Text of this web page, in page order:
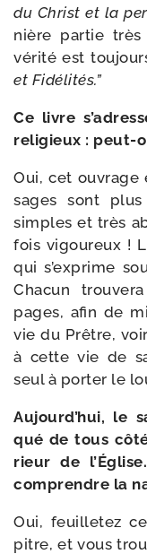
du Christ et la
nière par­tie
véri­té est
et Fidélités.”
Ce livre
reli­gieux : peut-​
Oui, cet
sages sont
simples et très
fois vigou­reux !
qui s’exprime
Chacun
pages, afin de
vie du Prêtre,
à cette vie de
seul à por­ter le
Aujourd’hui, le
qué de tous
rieur de
com­prendre la
Oui, feuille­tez
pitre, et vous